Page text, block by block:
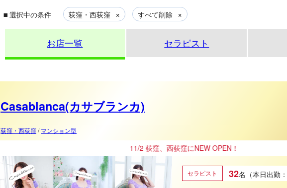
▪ 選択中の条件 荻窪・西荻窪 × すべて削除 ×
お店一覧 セラピスト
Casablanca(カサブランカ)
荻窪・西荻窪/マンション型
11/2 荻窪、西荻窪にNEW OPEN！
セラピスト 32名（本日出勤：